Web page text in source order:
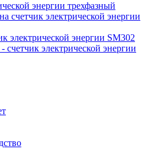
энергии трехфазный
счетчик электрической энергии
электрической энергии SM302
электрической энергии